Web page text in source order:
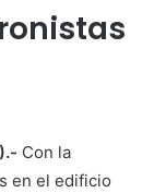
Con la
en el edificio